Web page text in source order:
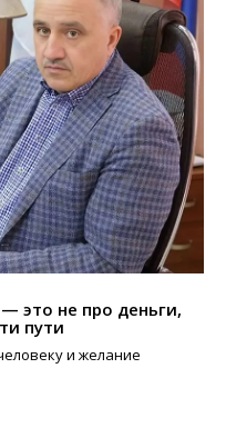
это не про деньги,
пути
и желание